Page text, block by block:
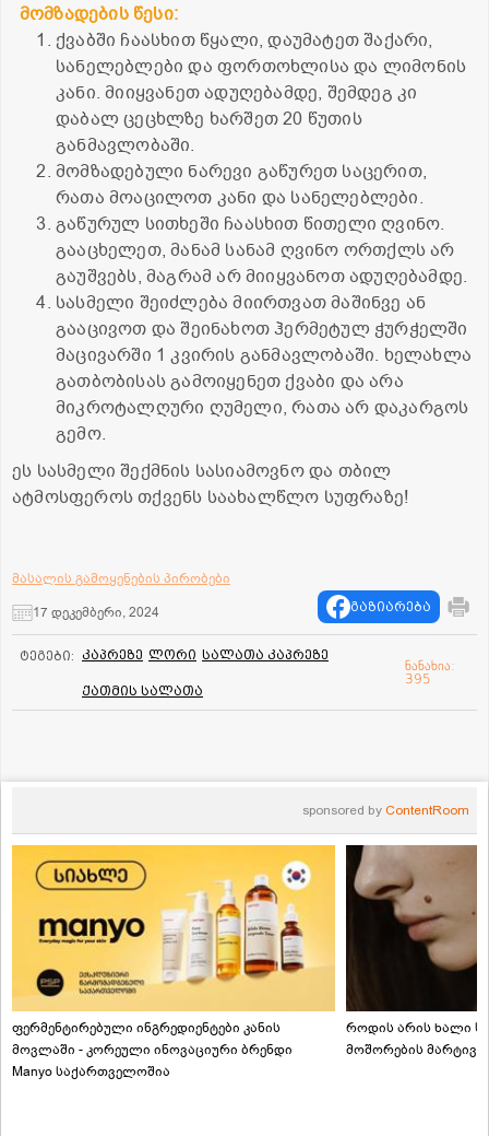
მომზადების წესი:
ქვაბში ჩაასხით წყალი, დაუმატეთ შაქარი,
სანელებლები და ფორთოხლისა და ლიმონის
კანი. მიიყვანეთ ადუღებამდე, შემდეგ კი
დაბალ ცეცხლზე ხარშეთ 20 წუთის
განმავლობაში.
მომზადებული ნარევი გაწურეთ საცერით,
რათა მოაცილოთ კანი და სანელებლები.
გაწურულ სითხეში ჩაასხით წითელი ღვინო.
გააცხელეთ, მანამ სანამ ღვინო ორთქლს არ
გაუშვებს, მაგრამ არ მიიყვანოთ ადუღებამდე.
სასმელი შეიძლება მიირთვათ მაშინვე ან
გააცივოთ და შეინახოთ ჰერმეტულ ჭურჭელში
მაცივარში 1 კვირის განმავლობაში. ხელახლა
გათბობისას გამოიყენეთ ქვაბი და არა
მიკროტალღური ღუმელი, რათა არ დაკარგოს
გემო.
ეს სასმელი შექმნის სასიამოვნო და თბილ
ატმოსფეროს თქვენს საახალწლო სუფრაზე!
მასალის გამოყენების პირობები
17 დეკემბერი, 2024
გაზიარება
ტეგები: კაპრეზე ლორი სალათა კაპრეზე
ქათმის სალათა
ნანახია:
395
sponsored by ContentRoom
ფერმენტირებული ინგრედიენტები კანის
მოვლაში - კორეული ინოვაციური ბრენდი
Manyo საქართველოშია
როდის არის ხალი
მოშორების